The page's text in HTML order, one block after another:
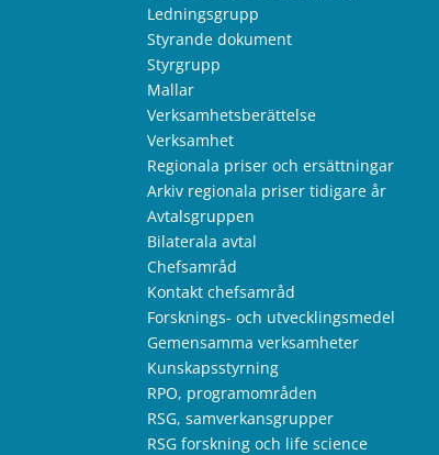
Ledningsgrupp
Styrande dokument
Styrgrupp
Mallar
Verksamhetsberättelse
Verksamhet
Regionala priser och ersättningar
Arkiv regionala priser tidigare år
Avtalsgruppen
Bilaterala avtal
Chefsamråd
Kontakt chefsamråd
Forsknings- och utvecklingsmedel
Gemensamma verksamheter
Kunskapsstyrning
RPO, programområden
RSG, samverkansgrupper
RSG forskning och life science